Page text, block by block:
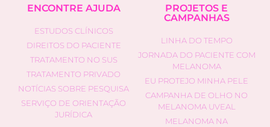
ENCONTRE AJUDA
ESTUDOS CLÍNICOS
DIREITOS DO PACIENTE
TRATAMENTO NO SUS
TRATAMENTO PRIVADO
NOTÍCIAS SOBRE PESQUISA
SERVIÇO DE ORIENTAÇÃO
JURÍDICA
PROJETOS E
CAMPANHAS
LINHA DO TEMPO
JORNADA DO PACIENTE COM
MELANOMA
EU PROTEJO MINHA PELE
CAMPANHA DE OLHO NO
MELANOMA UVEAL
MELANOMA NA